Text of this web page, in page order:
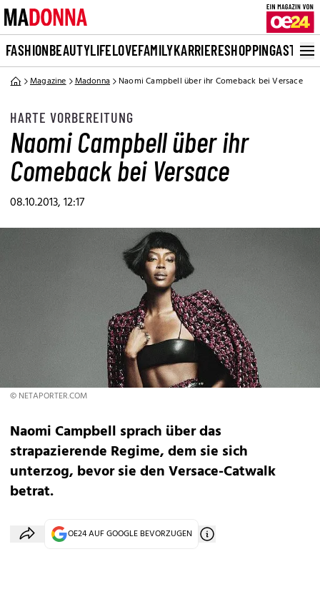
FASHIONBEAUTYLIFELOVEFAMILYKARRIERESHOPPINGASTRO
Magazine Madonna Naomi Campbell über ihr Comeback bei Versace
HARTE VORBEREITUNG
Naomi Campbell über ihr
Comeback bei Versace
08.10.2013, 12:17
© NETAPORTER.COM
Naomi Campbell sprach über das
strapazierende Regime, dem sie sich
unterzog, bevor sie den Versace-Catwalk
betrat.
OE24 AUF GOOGLE BEVORZUGEN